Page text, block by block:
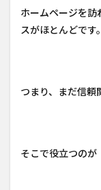
ホームページを
スがほとんどです。
つまり、まだ信頼
そこで役立つのが